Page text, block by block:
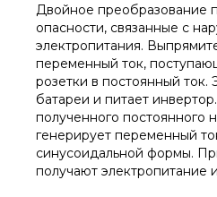
Двойное преобразование
опасности, связанные с
электропитания.
переменный ток,
розетки в постоянный ток.
батареи и питает
полученного постоянного
генерирует переменный
синусоидальной формы.
получают электропитание